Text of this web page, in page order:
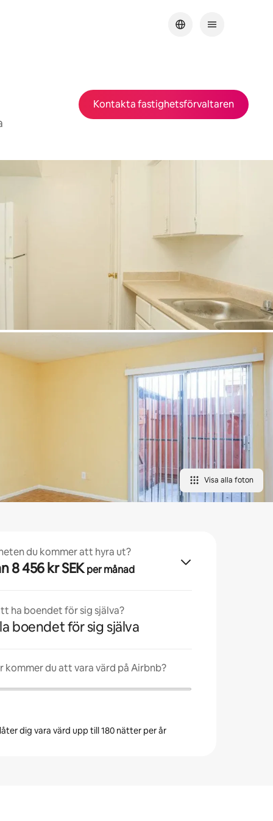
Kontakta fastighetsförvaltaren
Visa alla foton
du kommer att hyra ut?
8 456 kr SEKper månad
ha boendet för sig själva?
boendet för sig själva
kommer du att vara värd på Airbnb?
dig vara värd upp till 180 nätter per år